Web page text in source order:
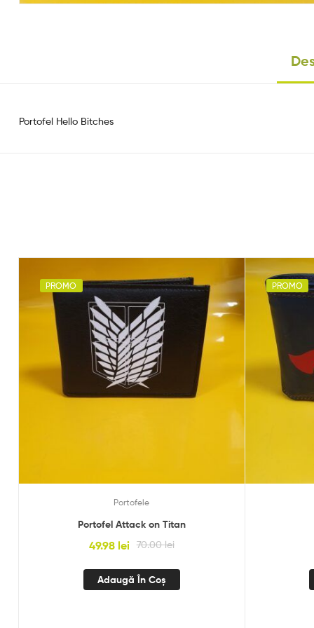
Portofel Hello Bitches
PROMO
Portofele
Portofel Attack on Titan
70.00lei
49.98 lei
Adaugă În Coș
PROMO